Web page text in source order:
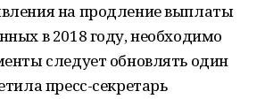
на продление выплаты
в 2018 году, необходимо
следует обновлять один
пресс-секретарь